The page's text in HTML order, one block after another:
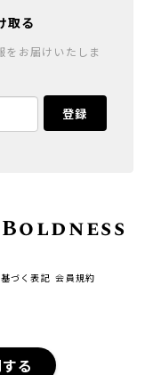
取る
をお届けいたしま
登録
づく表記 会員規約
reserved.
る